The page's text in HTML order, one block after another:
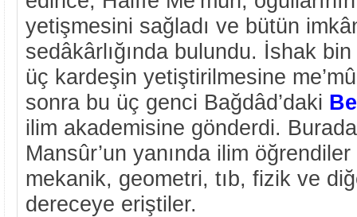
yetişmesini sağladı ve bütün
sedâkârlığında bulundu. İshak
üç kardeşin yetiştirilmesine
sonra bu üç genci Bağdâd’daki
ilim akademisine gönderdi.
Mansûr’un yanında ilim
mekanik, geometri, tıb, fizik ve
dereceye eriştiler.